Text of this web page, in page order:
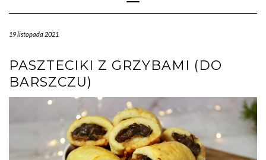
19 listopada 2021
PASZTECIKI Z GRZYBAMI (DO
BARSZCZU)